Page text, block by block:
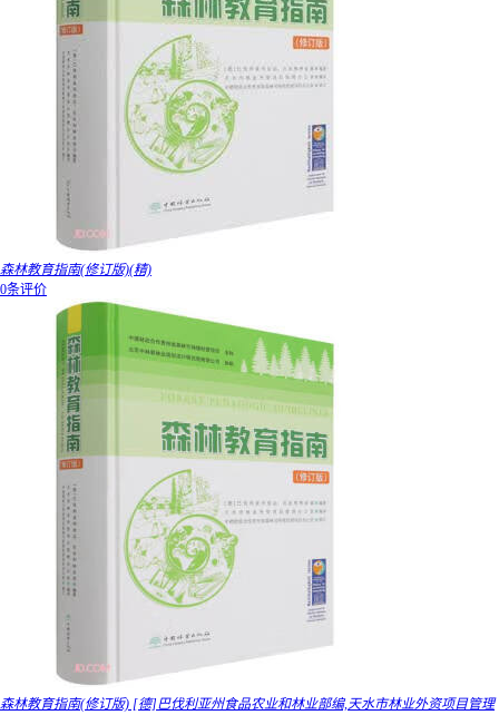
森林教育指南(修订版)(精)
0条评价
森林教育指南(修订版) [德]巴伐利亚州食品农业和林业部编,天水市林业外资项目管理